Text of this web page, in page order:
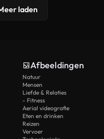
laden
Afbeeldingen
Natuur
Mensen
Liefde & Relaties
- Fitness
Aerial videografie
Eten en drinken
Reizen
Vervoer